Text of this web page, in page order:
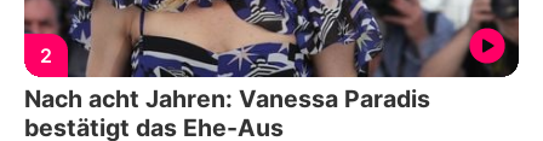
2
Nach acht Jahren: Vanessa Paradis
bestätigt das Ehe-Aus